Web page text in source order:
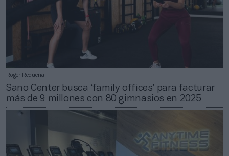
Roger Requena
Sano Center busca ‘family offices’ para facturar
más de 9 millones con 80 gimnasios en 2025